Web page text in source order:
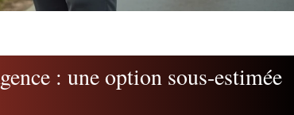
: une option sous-estimée